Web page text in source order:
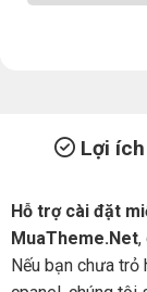
Lợi ích
Hỗ trợ cài đặt
MuaTheme.Net,
Nếu bạn chưa